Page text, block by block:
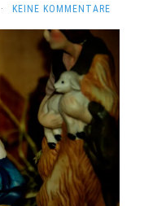
· KEINE KOMMENTARE